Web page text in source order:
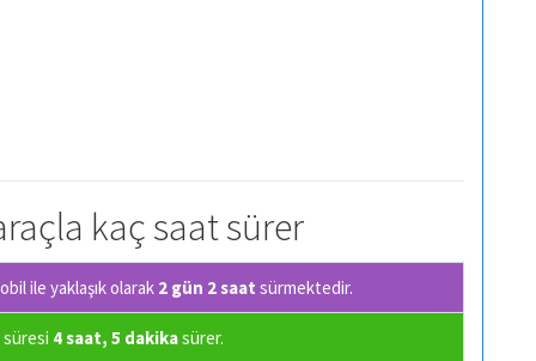
kaç saat sürer
ile yaklaşık olarak 2 gün 2 saat sürmektedir.
süresi 4 saat, 5 dakikasürer.